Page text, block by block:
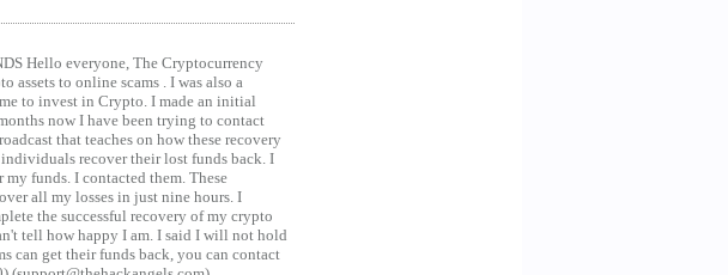
Hello everyone, The Cryptocurrency
to online scams . I was also a
to invest in Crypto. I made an initial
now I have been trying to contact
that teaches on how these recovery
recover their lost funds back. I
funds. I contacted them. These
all my losses in just nine hours. I
the successful recovery of my crypto
tell how happy I am. I said I will not hold
can get their funds back, you can contact